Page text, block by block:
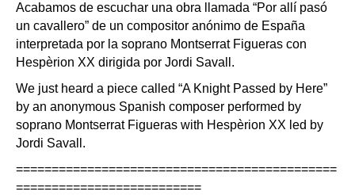
Acabamos de escuchar una obra llamada “Por allí pasó
un cavallero” de un compositor anónimo de España
interpretada por la soprano Montserrat Figueras con
Hespèrion XX dirigida por Jordi Savall.
We just heard a piece called “A Knight Passed by Here”
by an anonymous Spanish composer performed by
soprano Montserrat Figueras with Hespèrion XX led by
Jordi Savall.
=============================================
==========================